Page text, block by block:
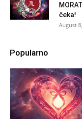
čeka!
August
Popularno